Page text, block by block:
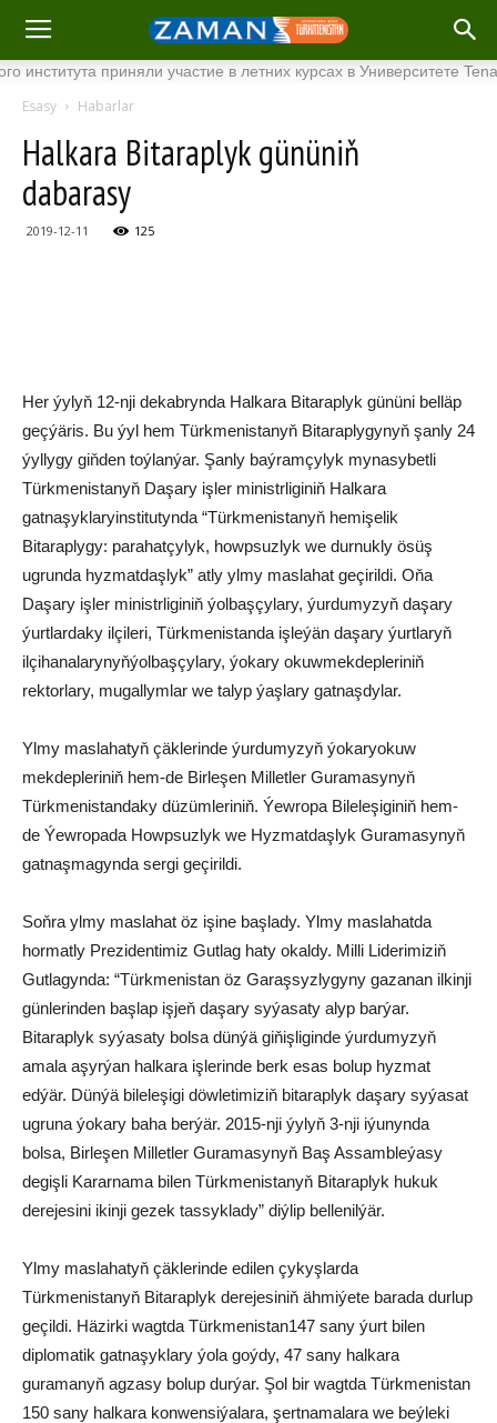
приняли участие в летних курсах в Университете Tenaga
Esasy Habarlar
Halkara Bitaraplyk gününiň
dabarasy
2019-12-11 125
Her ýylyň 12-nji dekabrynda Halkara Bitaraplyk gününi belläp
geçýäris. Bu ýyl hem Türkmenistanyň Bitaraplygynyň şanly 24
ýyllygy giňden toýlanýar. Şanly baýramçylyk mynasybetli
Türkmenistanyň Daşary işler ministrliginiň Halkara
gatnaşyklaryinstitutynda “Türkmenistanyň hemişelik
Bitaraplygy: parahatçylyk, howpsuzlyk we durnukly ösüş
ugrunda hyzmatdaşlyk” atly ylmy maslahat geçirildi. Oňa
Daşary işler ministrliginiň ýolbaşçylary, ýurdumyzyň daşary
ýurtlardaky ilçileri, Türkmenistanda işleýän daşary ýurtlaryň
ilçihanalarynyňýolbaşçylary, ýokary okuwmekdepleriniň
rektorlary, mugallymlar we talyp ýaşlary gatnaşdylar.
Ylmy maslahatyň çäklerinde ýurdumyzyň ýokaryokuw
mekdepleriniň hem-de Birleşen Milletler Guramasynyň
Türkmenistandaky düzümleriniň. Ýewropa Bileleşiginiň hem-
de Ýewropada Howpsuzlyk we Hyzmatdaşlyk Guramasynyň
gatnaşmagynda sergi geçirildi.
Soňra ylmy maslahat öz işine başlady. Ylmy maslahatda
hormatly Prezidentimiz Gutlag haty okaldy. Milli Liderimiziň
Gutlagynda: “Türkmenistan öz Garaşsyzlygyny gazanan ilkinji
günlerinden başlap işjeň daşary syýasaty alyp barýar.
Bitaraplyk syýasaty bolsa dünýä giňişliginde ýurdumyzyň
amala aşyrýan halkara işlerinde berk esas bolup hyzmat
edýär. Dünýä bileleşigi döwletimiziň bitaraplyk daşary syýasat
ugruna ýokary baha berýär. 2015-nji ýylyň 3-nji iýunynda
bolsa, Birleşen Milletler Guramasynyň Baş Assambleýasy
degişli Kararnama bilen Türkmenistanyň Bitaraplyk hukuk
derejesini ikinji gezek tassyklady” diýlip bellenilýär.
Ylmy maslahatyň çäklerinde edilen çykyşlarda
Türkmenistanyň Bitaraplyk derejesiniň ähmiýete barada durlup
geçildi. Häzirki wagtda Türkmenistan147 sany ýurt bilen
diplomatik gatnaşyklary ýola goýdy, 47 sany halkara
guramanyň agzasy bolup durýar. Şol bir wagtda Türkmenistan
150 sany halkara konwensiýalara, şertnamalara we beýleki